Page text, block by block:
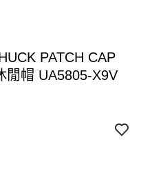
PATCH CAP
閒帽 UA5805-X9V